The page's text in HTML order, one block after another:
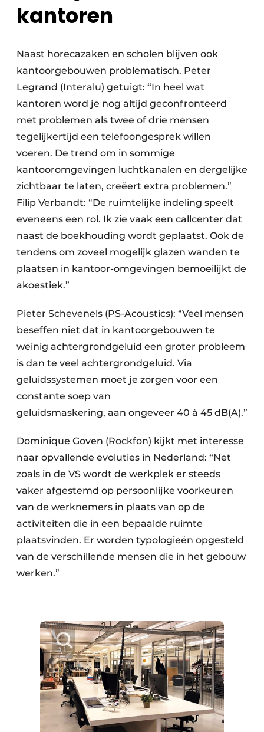
kantoren
Naast horecazaken en scholen blijven ook
kantoorgebouwen problematisch. Peter
Legrand (Interalu) getuigt: “In heel wat
kantoren word je nog altijd geconfronteerd
met problemen als twee of drie mensen
tegelijkertijd een telefoongesprek willen
voeren. De trend om in sommige
kantooromgevingen luchtkanalen en dergelijke
zichtbaar te laten, creëert extra problemen.”
Filip Verbandt: “De ruimtelijke indeling speelt
eveneens een rol. Ik zie vaak een callcenter dat
naast de boekhouding wordt geplaatst. Ook de
tendens om zoveel mogelijk glazen wanden te
plaatsen in kantoor-omgevingen bemoeilijkt de
akoestiek.”
Pieter Schevenels (PS-Acoustics): “Veel mensen
beseffen niet dat in kantoorgebouwen te
weinig achtergrondgeluid een groter probleem
is dan te veel achtergrondgeluid. Via
geluidssystemen moet je zorgen voor een
constante soep van
geluidsmaskering, aan ongeveer 40 à 45 dB(A).”
Dominique Goven (Rockfon) kijkt met interesse
naar opvallende evoluties in Nederland: “Net
zoals in de VS wordt de werkplek er steeds
vaker afgestemd op persoonlijke voorkeuren
van de werknemers in plaats van op de
activiteiten die in een bepaalde ruimte
plaatsvinden. Er worden typologieën opgesteld
van de verschillende mensen die in het gebouw
werken.”